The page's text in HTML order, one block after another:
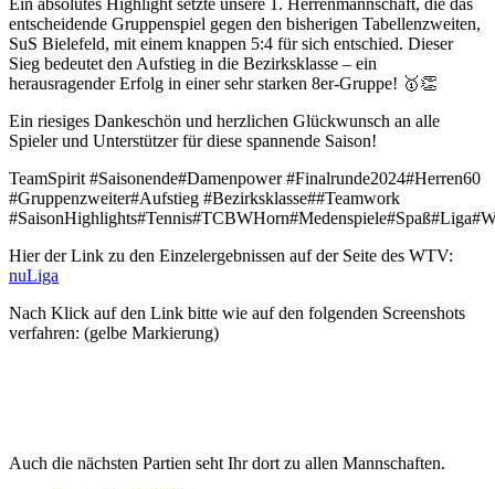
entscheidende Gruppenspiel gegen den bisherigen Tabellenzweiten,
SuS Bielefeld, mit einem knappen 5:4 für sich entschied. Dieser
Sieg bedeutet den Aufstieg in die Bezirksklasse – ein
herausragender Erfolg in einer sehr starken 8er-Gruppe! 🥇👏
Ein riesiges Dankeschön und herzlichen Glückwunsch an alle
Spieler und Unterstützer für diese spannende Saison!
TeamSpirit #Saisonende#Damenpower #Finalrunde2024#Herren60
#Gruppenzweiter#Aufstieg #Bezirksklasse##Teamwork
Hier der Link zu den Einzelergebnissen auf der Seite des WTV:
nuLiga
Nach Klick auf den Link bitte wie auf den folgenden Screenshots
verfahren: (gelbe Markierung)
Auch die nächsten Partien seht Ihr dort zu allen Mannschaften.